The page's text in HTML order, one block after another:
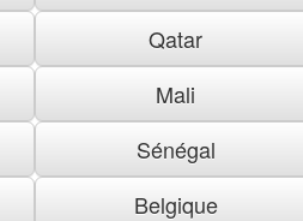
Qatar
Mali
Sénégal
Belgique